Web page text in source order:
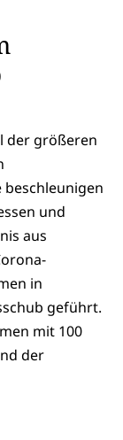
größeren
und
aus
in
geführt.
mit 100
der